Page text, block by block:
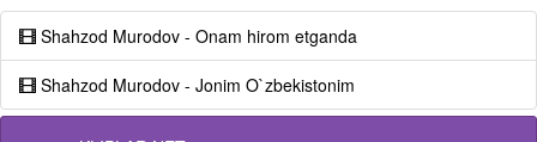
Shahzod Murodov - Onam hirom etganda
Shahzod Murodov - Jonim O`zbekistonim